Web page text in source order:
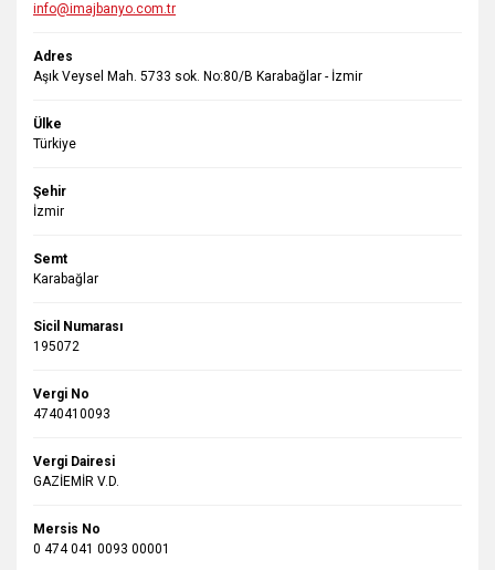
info@imajbanyo.com.tr
Adres
Aşık Veysel Mah. 5733 sok. No:80/B Karabağlar - İzmir
Ülke
Türkiye
Şehir
İzmir
Semt
Karabağlar
Sicil Numarası
195072
Vergi No
4740410093
Vergi Dairesi
GAZİEMİR V.D.
Mersis No
0 474 041 0093 00001